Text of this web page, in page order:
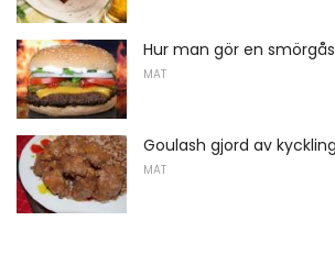
Hur man gör en
MAT
Goulash gjord av
MAT